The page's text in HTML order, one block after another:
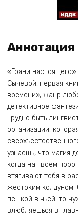
Аннотация
«Грани
Сычевой, первая
времени», жанр
детективное
Трудно быть
организации,
узнаешь, что магия
когда на твоем
втягивают тебя в
жестоким колдуном.
пешкой в чьей-то
влюбляешься в